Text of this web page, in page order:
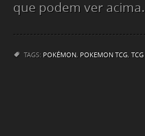
que podem ver acima.
TAGS: POKÉMON, POKEMON TCG, TCG